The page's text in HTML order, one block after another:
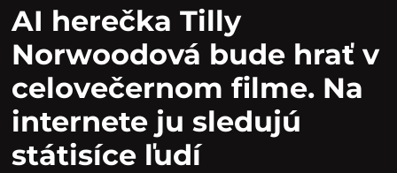
AI herečka Tilly
Norwoodová bude hrať v
celovečernom filme. Na
internete ju sledujú
státisíce ľudí